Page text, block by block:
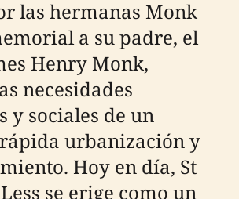
las hermanas Monk
a su padre, el
Henry Monk,
necesidades
y sociales de un
urbanización y
Hoy en día, St
se erige como un